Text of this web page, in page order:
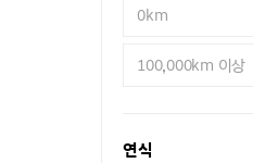
0km
100,000km 이상
연식